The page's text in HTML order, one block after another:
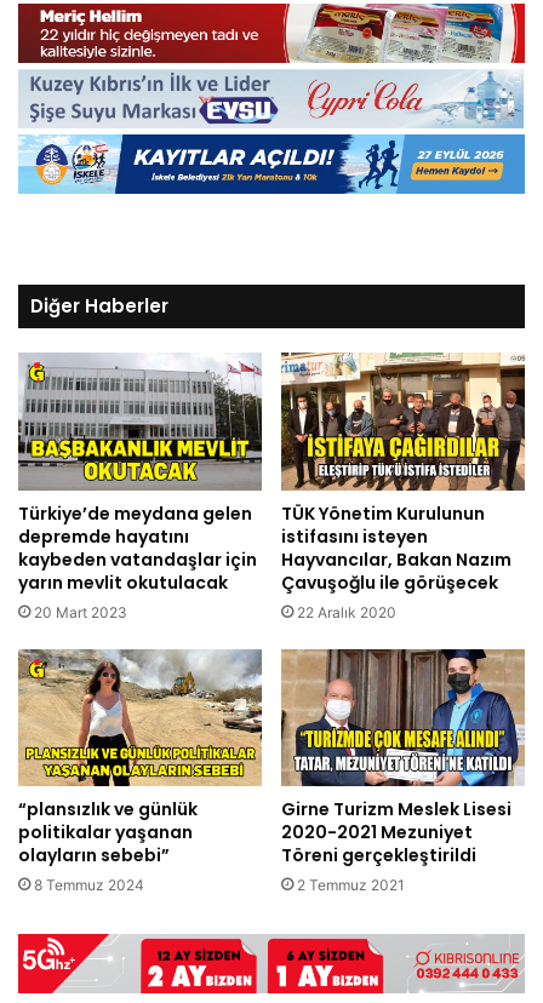
Diğer Haberler
Türkiye’de meydana gelen
depremde hayatını
kaybeden vatandaşlar için
yarın mevlit okutulacak
20 Mart 2023
TÜK Yönetim Kurulunun
istifasını isteyen
Hayvancılar, Bakan Nazım
Çavuşoğlu ile görüşecek
22 Aralık 2020
“plansızlık ve günlük
politikalar yaşanan
olayların sebebi”
8 Temmuz 2024
Girne Turizm Meslek Lisesi
2020-2021 Mezuniyet
Töreni gerçekleştirildi
2 Temmuz 2021